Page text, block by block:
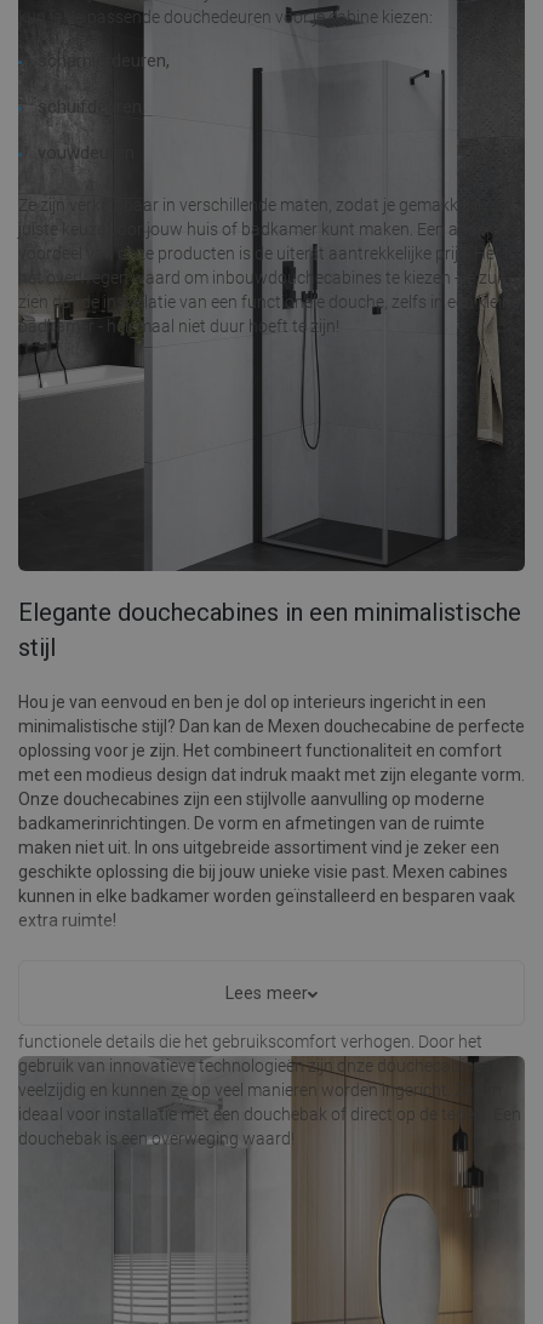
kun je de passende douchedeuren voor je cabine kiezen:
scharnierdeuren,
schuifdeuren,
vouwdeuren.
Ze zijn verkrijgbaar in verschillende maten, zodat je gemakkelijk de
juiste keuze voor jouw huis of badkamer kunt maken. Een ander
voordeel van onze producten is de uiterst aantrekkelijke prijs. Het is
het overwegen waard om inbouwdouchecabines te kiezen - je zult
zien dat de installatie van een functionele douche, zelfs in een kleine
badkamer - helemaal niet duur hoeft te zijn!
Elegante douchecabines in een minimalistische
stijl
Hou je van eenvoud en ben je dol op interieurs ingericht in een
minimalistische stijl? Dan kan de Mexen douchecabine de perfecte
oplossing voor je zijn. Het combineert functionaliteit en comfort
met een modieus design dat indruk maakt met zijn elegante vorm.
Onze douchecabines zijn een stijlvolle aanvulling op moderne
badkamerinrichtingen. De vorm en afmetingen van de ruimte
maken niet uit. In ons uitgebreide assortiment vind je zeker een
geschikte oplossing die bij jouw unieke visie past. Mexen cabines
kunnen in elke badkamer worden geïnstalleerd en besparen vaak
extra ruimte!
minimalistisch design. Ze zien er uitzonderlijk licht uit en zijn toch
functionele details die het gebruikscomfort verhogen. Door het
gebruik van innovatieve technologieën zijn onze douchecabines
veelzijdig en kunnen ze op veel manieren worden ingericht. Ze zijn
ideaal voor installatie met een douchebak of direct op de tegels. Een
douchebak is een overweging waard!
Lees meer